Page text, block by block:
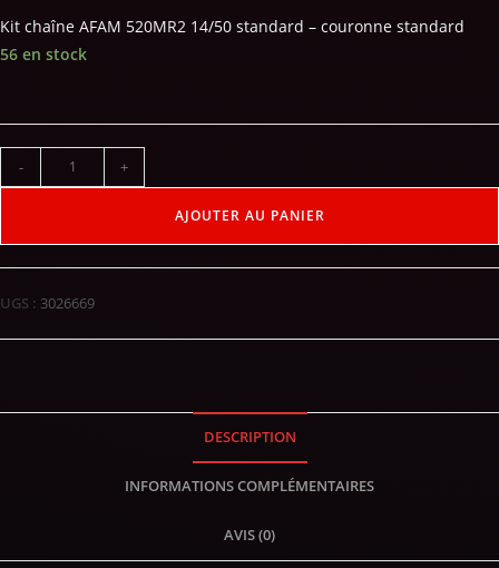
Kit chaîne AFAM 520MR2 14/50 standard – couronne standard
56 en stock
- +
AJOUTER AU PANIER
UGS : 3026669
DESCRIPTION
INFORMATIONS COMPLÉMENTAIRES
AVIS (0)